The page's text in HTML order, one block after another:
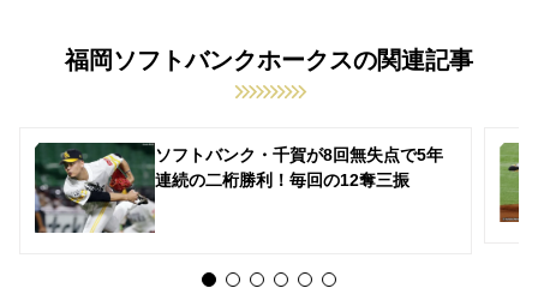
福岡ソフトバンクホークスの関連記事
ソフトバンク・千賀が8回無失点で5年
連続の二桁勝利！毎回の12奪三振